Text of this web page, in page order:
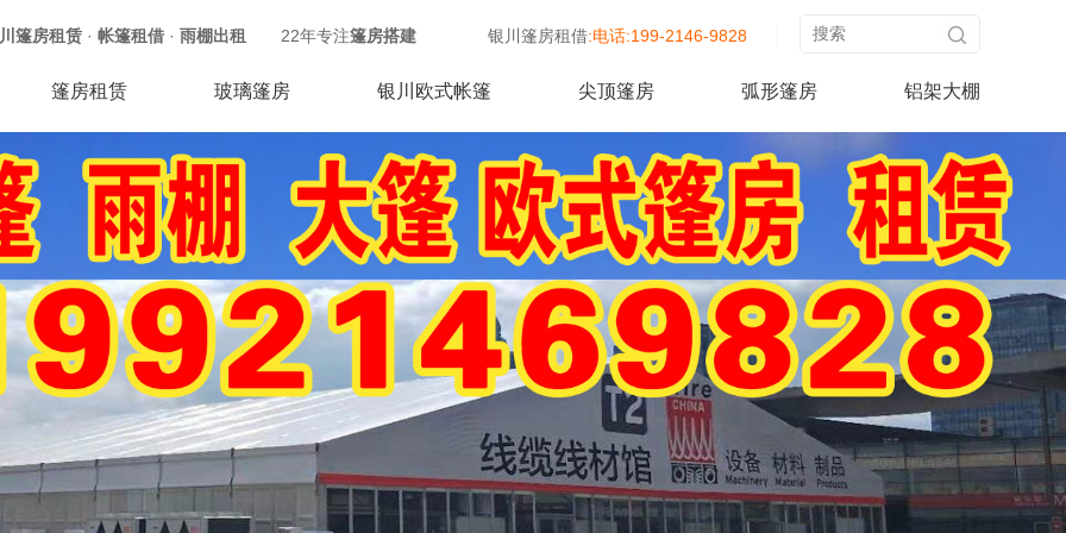
篷房租赁 · 帐篷租借 · 雨棚出租 22年专注篷房搭建 银川篷房租借:电话:199-2146-9828
篷房租赁 玻璃篷房 银川欧式帐篷 尖顶篷房 弧形篷房 铝架大棚